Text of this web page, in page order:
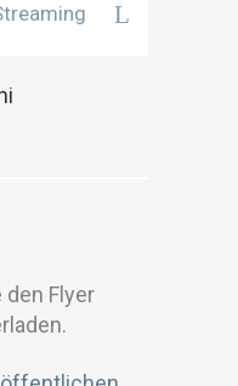
den Flyer